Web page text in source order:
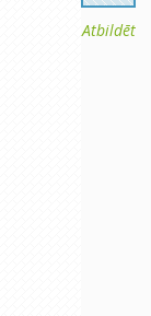
Atbildēt